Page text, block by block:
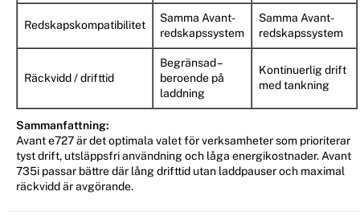
Redskapskompatibilitet
Samma Avant-
redskapssystem
Samma Avant-
redskapssystem
Räckvidd / drifttid
Begränsad –
beroende på
laddning
Kontinuerlig drift
med tankning
Sammanfattning:
Avant e727 är det optimala valet för verksamheter som prioriterar
tyst drift, utsläppsfri användning och låga energikostnader. Avant
735i passar bättre där lång drifttid utan laddpauser och maximal
räckvidd är avgörande.